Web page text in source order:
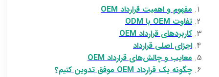
مفهوم و اهمیت قرارداد OEM
تفاوت OEM با ODM
کاربردهای قرارداد OEM
اجزای اصلی قرارداد
معایب و چالش‌های قرارداد OEM
چگونه یک قرارداد OEM موفق تدوین کنیم؟